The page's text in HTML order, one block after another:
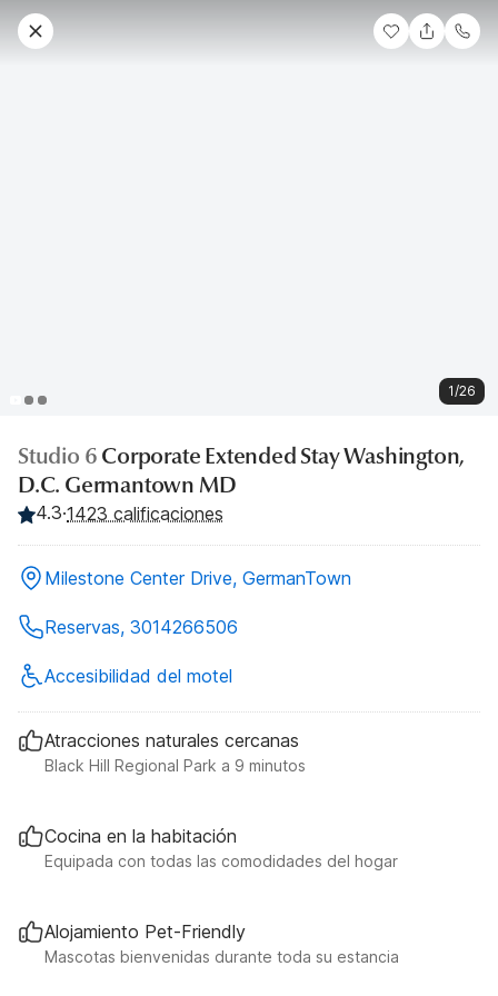
1/26
Studio 6 Corporate Extended Stay Washington,
D.C. Germantown MD
4.3·1423 calificaciones
Milestone Center Drive, GermanTown
Reservas, 3014266506
Accesibilidad del motel
Atracciones naturales cercanas
Black Hill Regional Park a 9 minutos
Cocina en la habitación
Equipada con todas las comodidades del hogar
Alojamiento Pet-Friendly
Mascotas bienvenidas durante toda su estancia